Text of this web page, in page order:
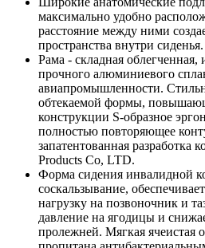
максимально удобно
расстояние между ними
пространства внутри сиденья.
Рама - складная облегченная,
прочного алюминиевого
авиапромышленности.
обтекаемой формы,
конструкции S-образное
полностью повторяющее
запатентованная разработка
Products Co, LTD.
Форма сидения инвалидной
соскальзывание,
нагрузку на позвоночник и
давление на ягодицы и
пролежней. Мягкая ячеистая